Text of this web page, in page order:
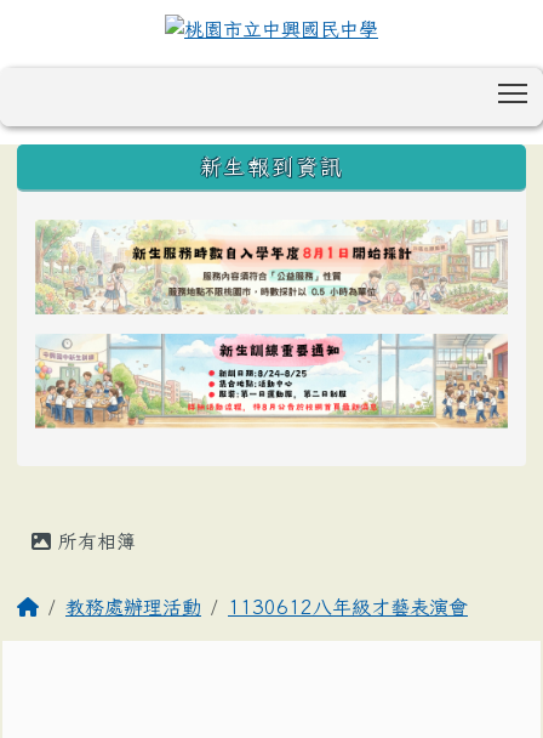
:::
新生報到資訊
所有相簿
教務處辦理活動 1130612八年級才藝表演會